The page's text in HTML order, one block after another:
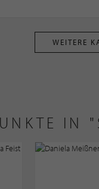
WEITERE
IN